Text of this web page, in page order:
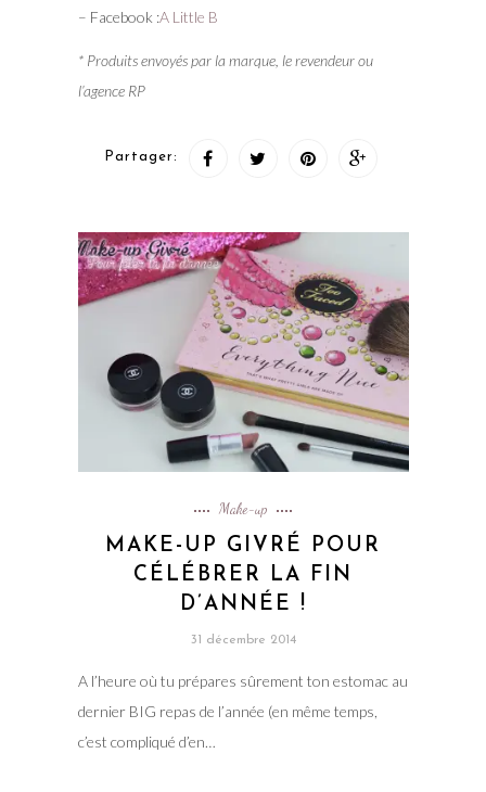
– Facebook :A Little B
* Produits envoyés par la marque, le revendeur ou
l’agence RP
Partager:
Make-up
MAKE-UP GIVRÉ POUR
CÉLÉBRER LA FIN
D’ANNÉE !
31 décembre 2014
A l’heure où tu prépares sûrement ton estomac au
dernier BIG repas de l’année (en même temps,
c’est compliqué d’en…